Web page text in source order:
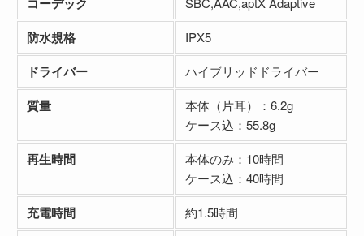
防水規格 IPX5
ドライバー ハイブリッドドライバー
質量
本体（片耳）：6.2g
ケース込：55.8g
再生時間
本体のみ：10時間
ケース込：40時間
充電時間 約1.5時間